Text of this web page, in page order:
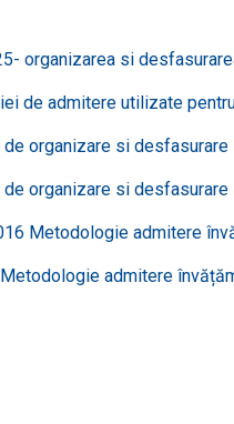
organizarea si
de admitere utilizate
organizare si
organizare si
Metodologie admitere
admitere